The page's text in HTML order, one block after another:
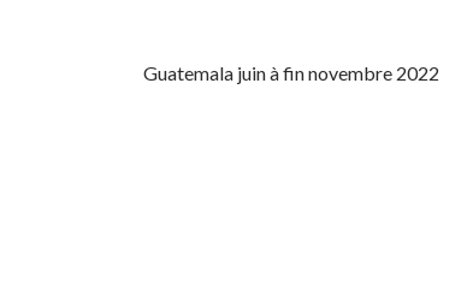
Guatemala juin à fin novembre 2022